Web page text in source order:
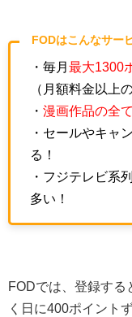
FODはこんなサー
・毎月 最大1300
（月額料金以上
・ 漫画作品の全
・セールやキャ
る！
・フジテレビ系
多い！
FODでは、登録する
く日に400ポイント